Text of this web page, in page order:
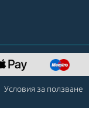
Условия за ползване